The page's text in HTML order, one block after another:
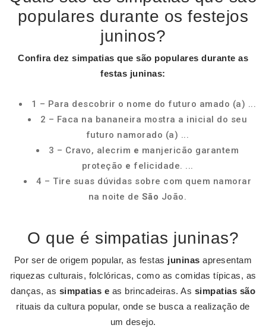
populares durante os festejos
juninos?
Confira dez simpatias que são populares durante as
festas juninas:
1 – Para descobrir o nome do futuro amado (a) ...
2 – Faca na bananeira mostra a inicial do seu
futuro namorado (a) ...
3 – Cravo, alecrim e manjericão garantem
proteção e felicidade. ...
4 – Tire suas dúvidas sobre com quem namorar
na noite de São João.
O que é simpatias juninas?
Por ser de origem popular, as festas juninas apresentam
riquezas culturais, folclóricas, como as comidas típicas, as
danças, as simpatias e as brincadeiras. As simpatias são
rituais da cultura popular, onde se busca a realização de
um desejo.